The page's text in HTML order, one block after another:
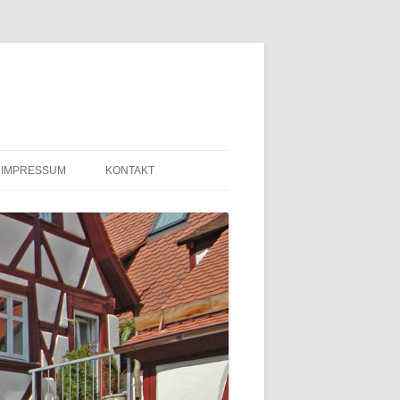
IMPRESSUM KONTAKT